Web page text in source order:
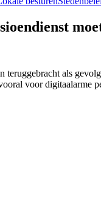
teruggebracht als
voor digitaalarme